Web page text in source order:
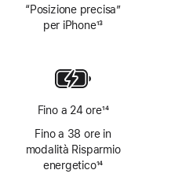
“Posizione precisa”
per iPhone13
Fino a 24 ore14
Fino a 38 ore in
modalità Risparmio
energetico14